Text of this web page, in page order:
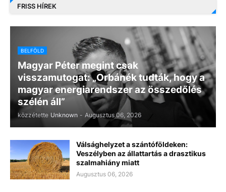
FRISS HÍREK
BELFÖLD
Magyar Péter megint csak
visszamutogat: „Orbánék tudták, hogy a
magyar energiarendszer az összedőlés
szélén áll”
közzétette Unknown - Augusztus 06, 2026
Válsághelyzet a szántóföldeken:
Veszélyben az állattartás a drasztikus
szalmahiány miatt
Augusztus 06, 2026